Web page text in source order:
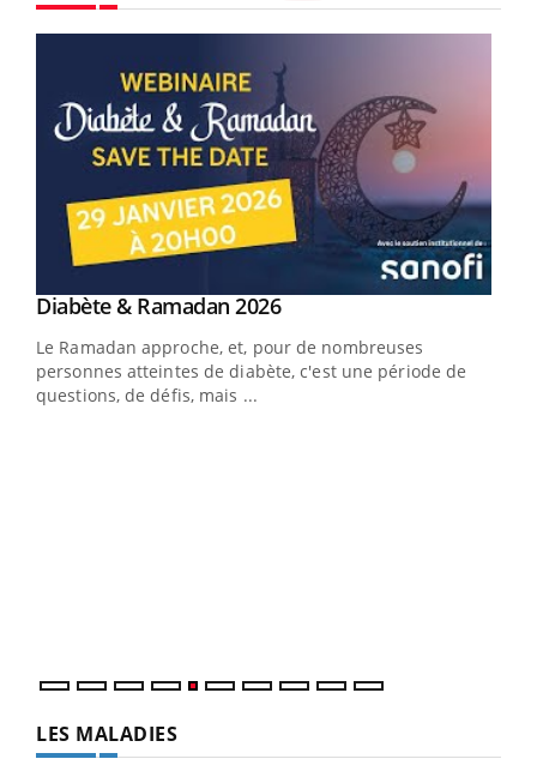
Youtube
Diabète & Ramadan 2026Youtube
Le Ramadan approche, et, pour de nombreuses
personnes atteintes de diabète, c'est une période de
questions, de défis, mais ...
LES MALADIES